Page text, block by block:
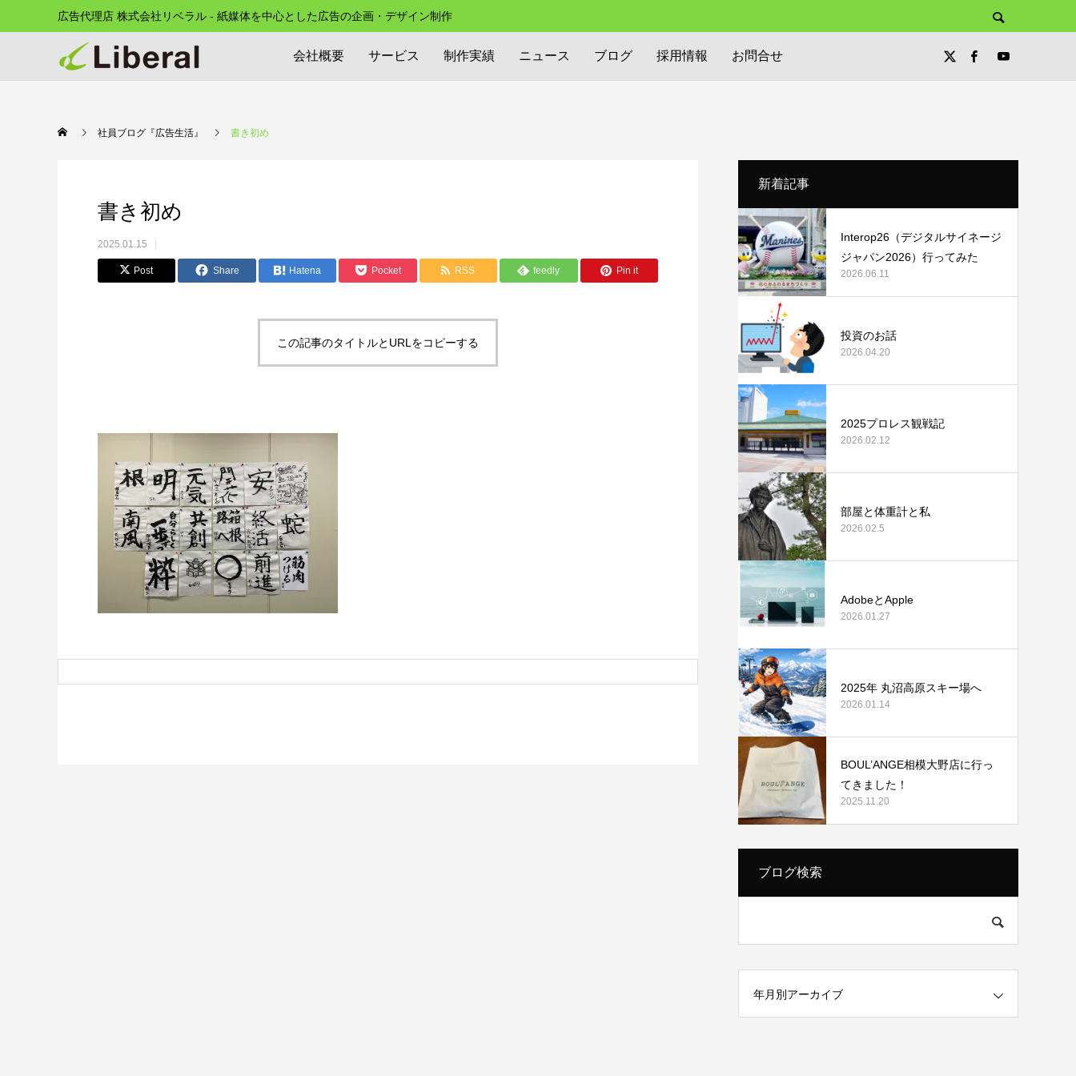
広告代理店 株式会社リベラル - 紙媒体を中心とした広告の企画・デザイン制作
会社概要 サービス 制作実績 ニュース ブログ 採用情報 お問合せ
社員ブログ『広告生活』 書き初め
書き初め
2025.01.15
Post Share Hatena Pocket RSS feedly Pin it
この記事のタイトルとURLをコピーする
新着記事
Interop26（デジタルサイネージ
ジャパン2026）行ってみた
2026.06.11
投資のお話
2026.04.20
2025プロレス観戦記
2026.02.12
部屋と体重計と私
2026.02.5
AdobeとApple
2026.01.27
2025年 丸沼高原スキー場へ
2026.01.14
BOUL’ANGE相模大野店に行っ
てきました！
2025.11.20
ブログ検索
年月別アーカイブ